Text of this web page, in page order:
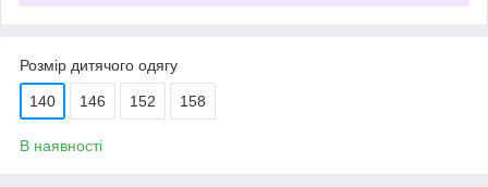
Розмір дитячого одягу
140 146 152 158
В наявності